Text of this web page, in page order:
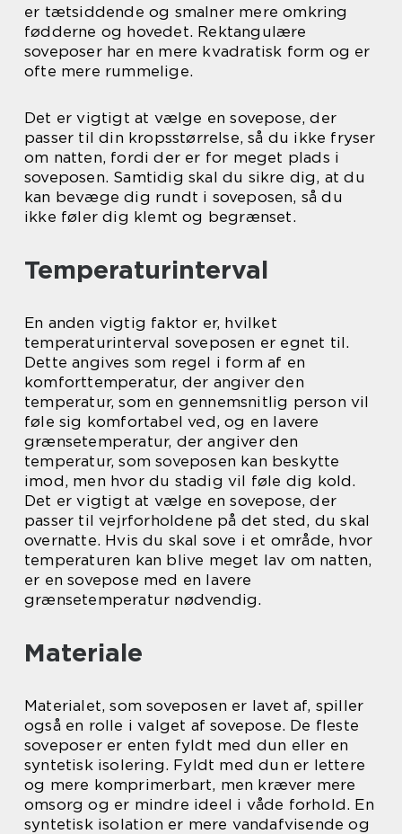
er tætsiddende og smalner mere omkring
fødderne og hovedet. Rektangulære
soveposer har en mere kvadratisk form og er
ofte mere rummelige.
Det er vigtigt at vælge en sovepose, der
passer til din kropsstørrelse, så du ikke fryser
om natten, fordi der er for meget plads i
soveposen. Samtidig skal du sikre dig, at du
kan bevæge dig rundt i soveposen, så du
ikke føler dig klemt og begrænset.
Temperaturinterval
En anden vigtig faktor er, hvilket
temperaturinterval soveposen er egnet til.
Dette angives som regel i form af en
komforttemperatur, der angiver den
temperatur, som en gennemsnitlig person vil
føle sig komfortabel ved, og en lavere
grænsetemperatur, der angiver den
temperatur, som soveposen kan beskytte
imod, men hvor du stadig vil føle dig kold.
Det er vigtigt at vælge en sovepose, der
passer til vejrforholdene på det sted, du skal
overnatte. Hvis du skal sove i et område, hvor
temperaturen kan blive meget lav om natten,
er en sovepose med en lavere
grænsetemperatur nødvendig.
Materiale
Materialet, som soveposen er lavet af, spiller
også en rolle i valget af sovepose. De fleste
soveposer er enten fyldt med dun eller en
syntetisk isolering. Fyldt med dun er lettere
og mere komprimerbart, men kræver mere
omsorg og er mindre ideel i våde forhold. En
syntetisk isolation er mere vandafvisende og